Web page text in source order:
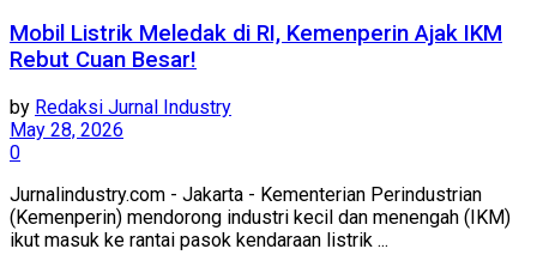
Mobil Listrik Meledak di RI, Kemenperin Ajak IKM
Rebut Cuan Besar!
by Redaksi Jurnal Industry
May 28, 2026
0
Jurnalindustry.com - Jakarta - Kementerian Perindustrian
(Kemenperin) mendorong industri kecil dan menengah (IKM)
ikut masuk ke rantai pasok kendaraan listrik ...